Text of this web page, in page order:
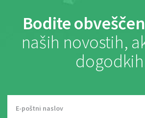
Bodite
naših novostih,
dogodkih